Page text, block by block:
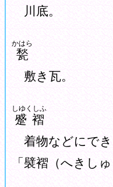
川底。
甃
かはら
敷き瓦。
蹙褶
しゆくしふ
着物などにでき
「襞褶（へきし